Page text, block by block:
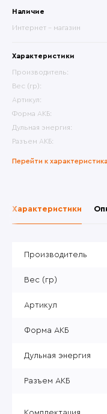
Наличие
Интернет - магазин
Характеристики
Производитель:
Вес (гр):
Артикул:
Форма АКБ:
Дульная энергия:
Разъем АКБ:
Перейти к
Характеристики
Производитель
Вес (гр)
Артикул
Форма АКБ
Дульная энергия
Разъем АКБ